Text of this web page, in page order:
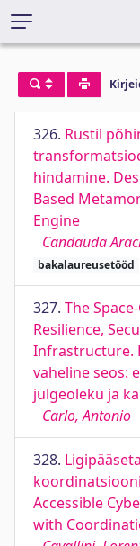
326. Rustil
hindamine.
Based
Engine
Candauda
bakalaureusetööd
327. The
Resilience,
Infrastructure.
vaheline seos:
julgeoleku ja
Carlo, Antonio
328.
Accessible
with